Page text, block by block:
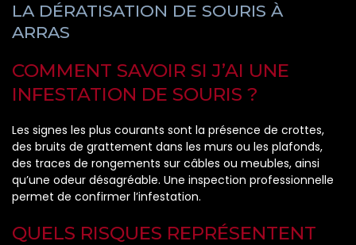
LA DÉRATISATION DE SOURIS À
ARRAS
COMMENT SAVOIR SI J’AI UNE
INFESTATION DE SOURIS ?
Les signes les plus courants sont la présence de crottes,
des bruits de grattement dans les murs ou les plafonds,
des traces de rongements sur câbles ou meubles, ainsi
qu’une odeur désagréable. Une inspection professionnelle
permet de confirmer l’infestation.
QUELS RISQUES REPRÉSENTENT